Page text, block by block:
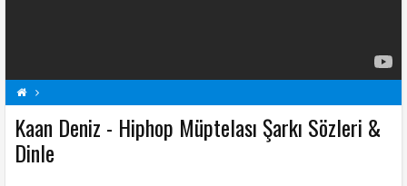
Hiphop Müptelası Şarkı Sözleri Kaan Deniz Şarkı Sözleri Şarkı Sözleri
Kaan Deniz - Hiphop Müptelası Şarkı Sözleri &
Dinle